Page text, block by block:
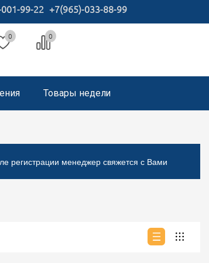
99-22 +7(965)-033-88-99
0 0
Товары недели
регистрации менеджер свяжется с Вами